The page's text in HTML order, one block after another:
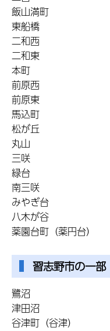
飯山満町
東船橋
二和西
二和東
本町
前原西
前原東
馬込町
松が丘
丸山
三咲
緑台
南三咲
みやぎ台
八木が谷
薬園台町（薬円台）
習志野市の一部
鷺沼
津田沼
谷津町（谷津）